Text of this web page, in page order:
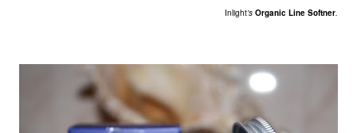
Inlight's Organic Line Softner.